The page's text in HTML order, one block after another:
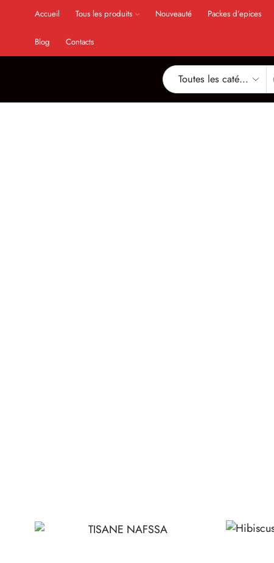
Accueil Tous les produits Nouveauté Packes d’epices
Blog Contacts